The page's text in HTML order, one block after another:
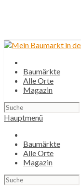
Baumärkte
Alle Orte
Magazin
Suchen
nach:
Hauptmenü
Baumärkte
Alle Orte
Magazin
Suchen
nach: